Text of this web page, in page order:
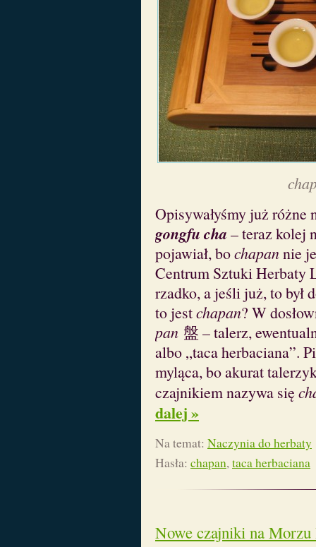
Opisywałyśmy już różne
gongfu cha – teraz kolej
pojawiał, bochapannie
Centrum Sztuki Herbaty
rzadko, a jeśli już, to był
to jestchapan? W
pan 盤 – talerz,
albo „taca herbaciana”.
myląca, bo akurat
czajnikiem nazywa się
dalej »
Na temat: Naczynia do herbaty
Hasła: chapan,taca herbaciana
Nowe czajniki na Morzu